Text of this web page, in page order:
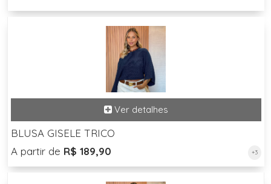
BLUSA GISELE TRICO
A partir de R$ 189,90 +3